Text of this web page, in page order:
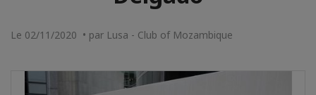
Le 02/11/2020 • par Lusa - Club of Mozambique